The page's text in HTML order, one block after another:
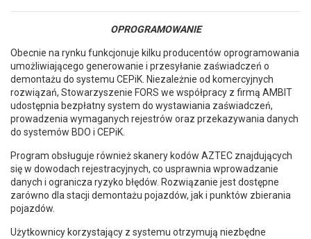
OPROGRAMOWANIE
Obecnie na rynku funkcjonuje kilku producentów oprogramowania
umożliwiającego generowanie i przesyłanie zaświadczeń o
demontażu do systemu CEPiK. Niezależnie od komercyjnych
rozwiązań, Stowarzyszenie FORS we współpracy z firmą AMBIT
udostępnia bezpłatny system do wystawiania zaświadczeń,
prowadzenia wymaganych rejestrów oraz przekazywania danych
do systemów BDO i CEPiK.
Program obsługuje również skanery kodów AZTEC znajdujących
się w dowodach rejestracyjnych, co usprawnia wprowadzanie
danych i ogranicza ryzyko błędów. Rozwiązanie jest dostępne
zarówno dla stacji demontażu pojazdów, jak i punktów zbierania
pojazdów.
Użytkownicy korzystający z systemu otrzymują niezbędne